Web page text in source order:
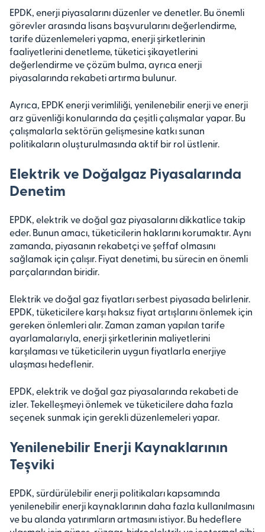
EPDK, enerji piyasalarını düzenler ve denetler. Bu önemli
görevler arasında lisans başvurularını değerlendirme,
tarife düzenlemeleri yapma, enerji şirketlerinin
faaliyetlerini denetleme, tüketici şikayetlerini
değerlendirme ve çözüm bulma, ayrıca enerji
piyasalarında rekabeti artırma bulunur.
Ayrıca, EPDK enerji verimliliği, yenilenebilir enerji ve enerji
arz güvenliği konularında da çeşitli çalışmalar yapar. Bu
çalışmalarla sektörün gelişmesine katkı sunan
politikaların oluşturulmasında aktif bir rol üstlenir.
Elektrik ve Doğalgaz Piyasalarında
Denetim
EPDK, elektrik ve doğal gaz piyasalarını dikkatlice takip
eder. Bunun amacı, tüketicilerin haklarını korumaktır. Aynı
zamanda, piyasanın rekabetçi ve şeffaf olmasını
sağlamak için çalışır. Fiyat denetimi, bu sürecin en önemli
parçalarından biridir.
Elektrik ve doğal gaz fiyatları serbest piyasada belirlenir.
EPDK, tüketicilere karşı haksız fiyat artışlarını önlemek için
gereken önlemleri alır. Zaman zaman yapılan tarife
ayarlamalarıyla, enerji şirketlerinin maliyetlerini
karşılaması ve tüketicilerin uygun fiyatlarla enerjiye
ulaşması hedeflenir.
EPDK, elektrik ve doğal gaz piyasalarında rekabeti de
izler. Tekelleşmeyi önlemek ve tüketicilere daha fazla
seçenek sunmak için gerekli düzenlemeleri yapar.
Yenilenebilir Enerji Kaynaklarının
Teşviki
EPDK, sürdürülebilir enerji politikaları kapsamında
yenilenebilir enerji kaynaklarının daha fazla kullanılmasını
ve bu alanda yatırımların artmasını istiyor. Bu hedeflere